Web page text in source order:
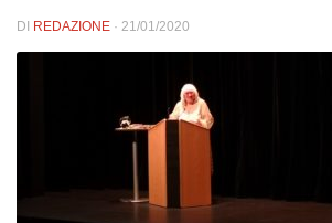
DI REDAZIONE · 21/01/2020